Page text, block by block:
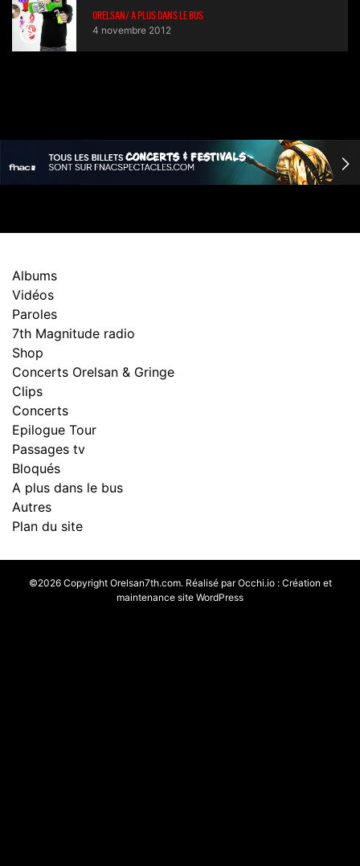
ORELSAN/ A PLUS DANS LE BUS
4 novembre 2012
Albums
Vidéos
Paroles
7th Magnitude radio
Shop
Concerts Orelsan & Gringe
Clips
Concerts
Epilogue Tour
Passages tv
Bloqués
A plus dans le bus
Autres
Plan du site
©2026 Copyright Orelsan7th.com. Réalisé parOcchi.io: Création et
maintenance site WordPress